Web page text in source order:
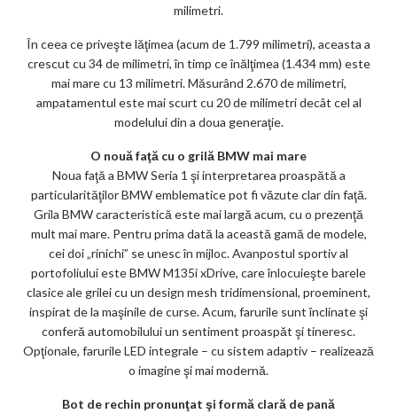
milimetri.
În ceea ce priveşte lăţimea (acum de 1.799 milimetri), aceasta a
crescut cu 34 de milimetri, în timp ce înălţimea (1.434 mm) este
mai mare cu 13 milimetri. Măsurând 2.670 de milimetri,
ampatamentul este mai scurt cu 20 de milimetri decât cel al
modelului din a doua generaţie.
O nouă faţă cu o grilă BMW mai mare
Noua faţă a BMW Seria 1 şi interpretarea proaspătă a
particularităţilor BMW emblematice pot fi văzute clar din faţă.
Grila BMW caracteristică este mai largă acum, cu o prezenţă
mult mai mare. Pentru prima dată la această gamă de modele,
cei doi „rinichi” se unesc în mijloc. Avanpostul sportiv al
portofoliului este BMW M135i xDrive, care înlocuieşte barele
clasice ale grilei cu un design mesh tridimensional, proeminent,
inspirat de la maşinile de curse. Acum, farurile sunt înclinate şi
conferă automobilului un sentiment proaspăt şi tineresc.
Opţionale, farurile LED integrale – cu sistem adaptiv – realizează
o imagine şi mai modernă.
Bot de rechin pronunţat şi formă clară de pană